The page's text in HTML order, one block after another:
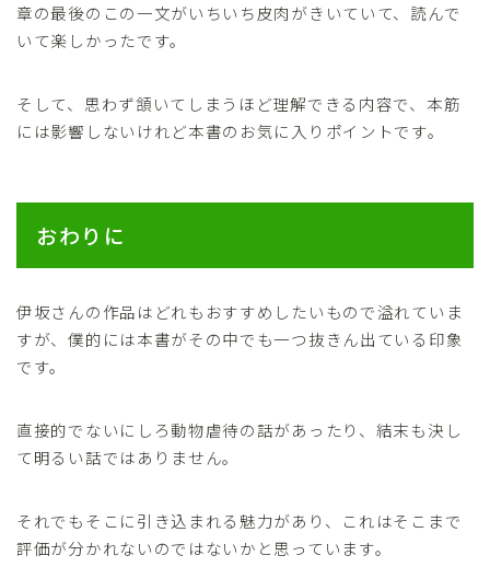
章の最後のこの一文がいちいち皮肉がきいていて、読んで
いて楽しかったです。
そして、思わず頷いてしまうほど理解できる内容で、本筋
には影響しないけれど本書のお気に入りポイントです。
おわりに
伊坂さんの作品はどれもおすすめしたいもので溢れていま
すが、僕的には本書がその中でも一つ抜きん出ている印象
です。
直接的でないにしろ動物虐待の話があったり、結末も決し
て明るい話ではありません。
それでもそこに引き込まれる魅力があり、これはそこまで
評価が分かれないのではないかと思っています。